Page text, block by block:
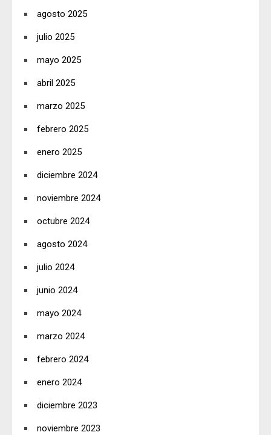
agosto 2025
julio 2025
mayo 2025
abril 2025
marzo 2025
febrero 2025
enero 2025
diciembre 2024
noviembre 2024
octubre 2024
agosto 2024
julio 2024
junio 2024
mayo 2024
marzo 2024
febrero 2024
enero 2024
diciembre 2023
noviembre 2023